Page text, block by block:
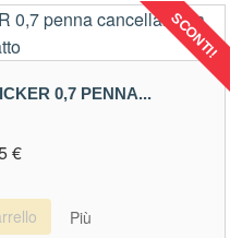
SCONTI!
0,7 PENNA...
€
Più